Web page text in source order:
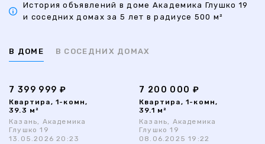
История объявлений в доме Академика Глушко 19
и соседних домах за 5 лет в радиусе 500 м²
В ДОМЕ В СОСЕДНИХ ДОМАХ
7 399 999 ₽
Квартира, 1-комн,
39.3 м²
Казань, Академика
Глушко 19
13.05.2026 20:23
7 200 000 ₽
Квартира, 1-комн,
39.1 м²
Казань, Академика
Глушко 19
08.06.2025 19:22